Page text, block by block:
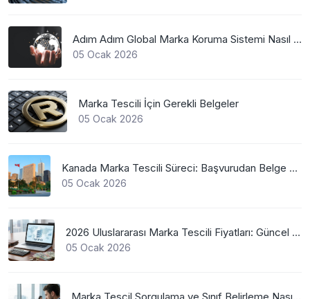
Adım Adım Global Marka Koruma Sistemi Nasıl Çalışır?
05 Ocak 2026
Marka Tescili İçin Gerekli Belgeler
05 Ocak 2026
Kanada Marka Tescili Süreci: Başvurudan Belge Alımına Kadar Her Şey
05 Ocak 2026
2026 Uluslararası Marka Tescili Fiyatları: Güncel WIPO Ücretleri
05 Ocak 2026